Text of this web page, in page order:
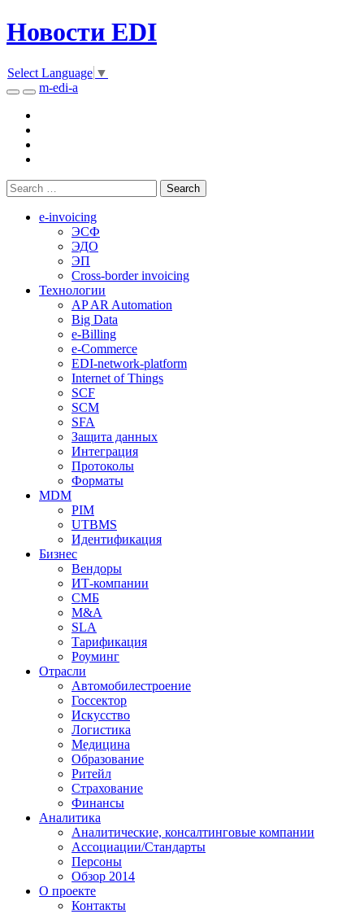
Новости EDI
Select Language ▼
m-edi-a
e-invoicing
ЭСФ
ЭДО
ЭП
Cross-border invoicing
Технологии
AP AR Automation
Big Data
e-Billing
e-Commerce
EDI-network-platform
Internet of Things
SCF
SCM
SFA
Защита данных
Интеграция
Протоколы
Форматы
MDM
PIM
UTBMS
Идентификация
Бизнес
Вендоры
ИТ-компании
СМБ
M&A
SLA
Тарификация
Роуминг
Отрасли
Автомобилестроение
Госсектор
Искусство
Логистика
Медицина
Образование
Ритейл
Страхование
Финансы
Аналитика
Аналитические, консалтинговые компании
Ассоциации/Стандарты
Персоны
Обзор 2014
О проекте
Контакты